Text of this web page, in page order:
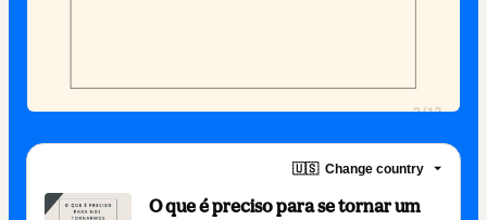
🇺🇸 Change country
O que é preciso para se tornar um